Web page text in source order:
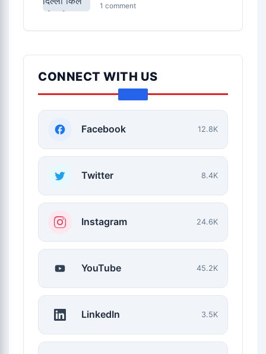
1 comment
CONNECT WITH US
Facebook 12.8K
Twitter 8.4K
Instagram 24.6K
YouTube 45.2K
LinkedIn 3.5K